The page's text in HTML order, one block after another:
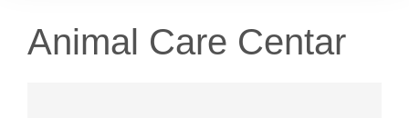
Animal Care Centar